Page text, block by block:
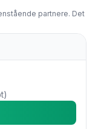
partnere. Det